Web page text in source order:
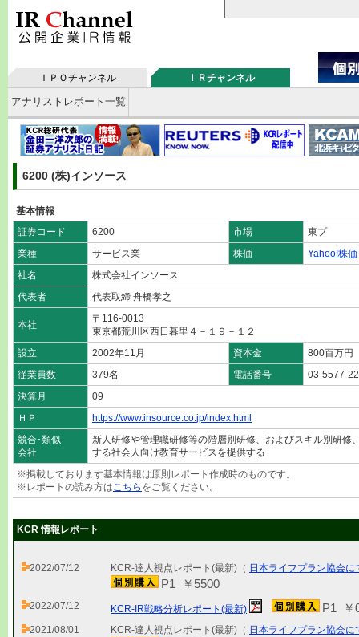
ＩＰＯチャンネル ＩＲチャンネル
アナリストレポート一覧
6200 (株)インソース
基本情報
証券コード
6200 市場
東プ
業種
サービス業 株価
Yahoo!株価
社名
株式会社インソース
代表者
代表取締 舟橋孝之
本社
〒116-0013
東京都荒川区西日暮里４－１９－１２
設立
2002年11月 資本金
800百万円
従業員数
379名 電話番号
03-5577-
決算月
09
ＨＰ
https://www.insource.co.jp/index.html
競合･類似
会社
新人研修や管理職研修等の階層別研修、およびスキル別研修
する社会人向け教育サービスを提供する
※掲載しております基本情報は原則レポート作成時のものです。
※レポートの読み方はこちら をご覧ください。
KCR 情報レポート
2022/07/12 KCR-達人視点レポート(最新)（ 日本ライフプラン協会に
P1 ￥5500
2022/07/12 KCR-IR戦略分析レポート(最新) P1 ￥
2021/08/01 KCR-達人視点レポート(最新)（ 日本ライフプラン協会に